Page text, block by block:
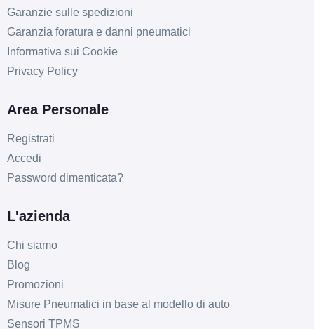
C D
Garanzie sulle spedizioni
Garanzia foratura e danni pneumatici
Informativa sui Cookie
Privacy Policy
Area Personale
Registrati
Accedi
Password dimenticata?
L'azienda
Chi siamo
Blog
Promozioni
Misure Pneumatici in base al modello di auto
Sensori TPMS